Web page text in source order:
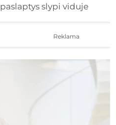
slypi viduje
Reklama